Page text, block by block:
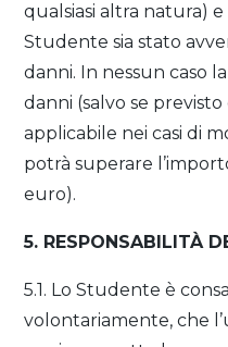
qualsiasi altra natura)
Studente sia stato
danni. In nessun caso
danni (salvo se
applicabile nei casi di
potrà superare
euro).
5. RESPONSABILITÀ
5.1. Lo Studente è
volontariamente, che